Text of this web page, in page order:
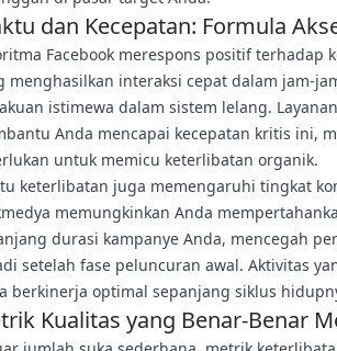
dan Kecepatan: Formula
Facebook merespons positif terhadap
menghasilkan interaksi cepat dalam jam-
istimewa dalam sistem lelang.
Anda mencapai kecepatan kritis ini,
untuk memicu keterlibatan organik.
keterlibatan juga memengaruhi tingkat
memungkinkan Anda
durasi kampanye Anda, mencegah
setelah fase peluncuran awal. Aktivitas
berkinerja optimal sepanjang siklus
Kualitas yang Benar-Benar